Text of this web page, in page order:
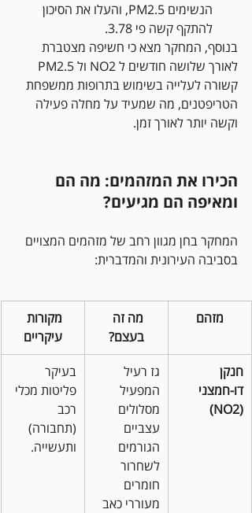
הנשימים PM2.5, והעלו את הסיכון
להתקף קשה פי 3.78.
בנוסף, המחקר מצא כי חשיפה מצטברת
קשורה לעלייה בשימוש בתרופות ממשפחת
הטריפטנים, מה שמעיד על מחלה פעילה
וקשה יותר לאורך זמן.
הכירו את המזהמים: מה הם
ומאיפה הם מגיעים?
המחקר בחן מגוון רחב של מזהמים המצויים
בסביבה העירונית והמדברית:
מזהם
מה זה
בעצם?
מקורות
עיקריים
חנקן
דו-חמצני
(NO2)
גז רעיל
המפעיל
מסלולים
עצביים
הגורמים
לשחרור
חומרים
מעוררי כאב
בעיקר
פליטות מכלי
רכב
(תחבורה)
ותעשייה.